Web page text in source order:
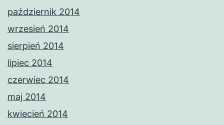
październik 2014
wrzesień 2014
sierpień 2014
lipiec 2014
czerwiec 2014
maj 2014
kwiecień 2014